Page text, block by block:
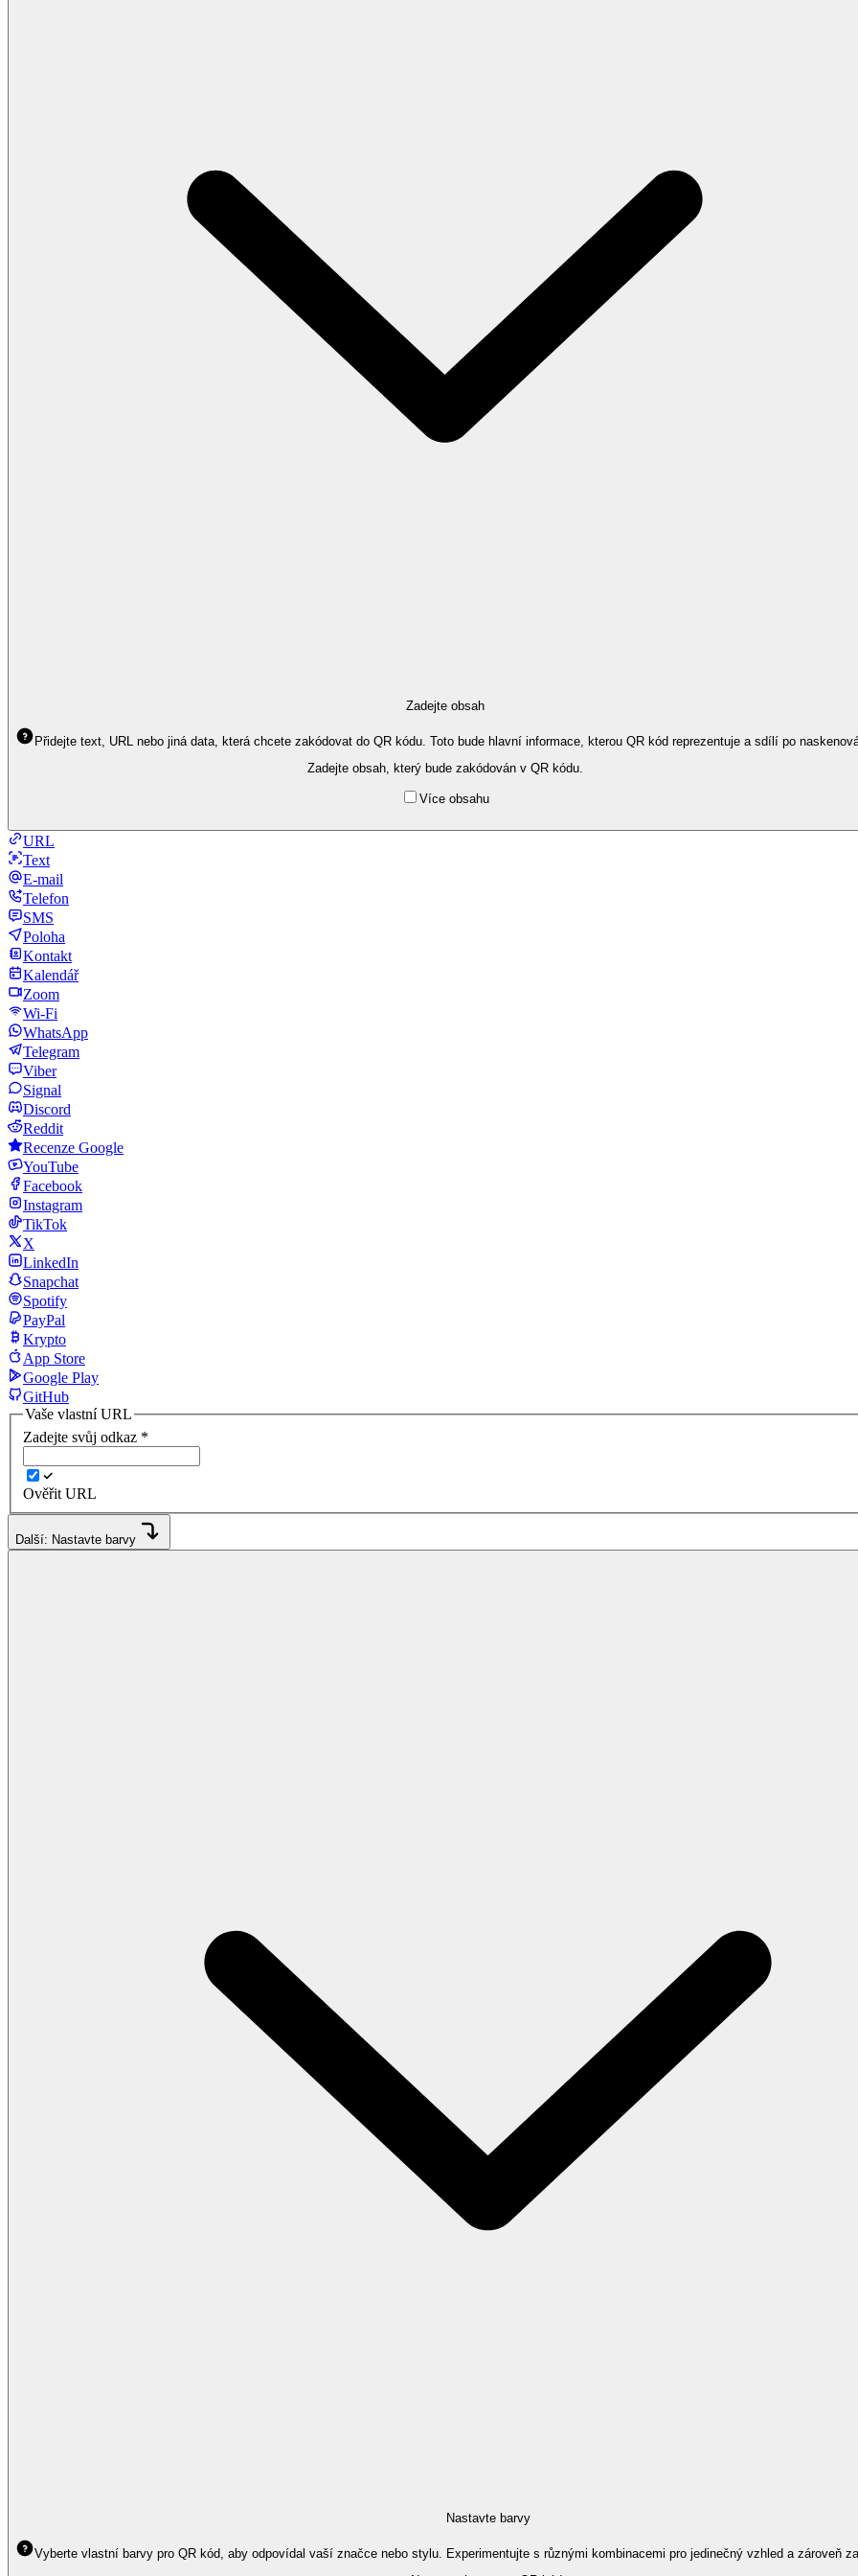
Zadejte obsah
Přidejte text, URL nebo jiná data, která chcete zakódovat do QR kódu. Toto bude hlavní informace, kterou QR kód reprezentuje a sdílí po
Zadejte obsah, který bude zakódován v QR kódu.
Více obsahu
URL
Text
E-mail
Telefon
SMS
Poloha
Kontakt
Kalendář
Zoom
Wi-Fi
WhatsApp
Telegram
Viber
Signal
Discord
Reddit
Recenze Google
YouTube
Facebook
Instagram
TikTok
X
LinkedIn
Snapchat
Spotify
PayPal
Krypto
App Store
Google Play
GitHub
Vaše vlastní URL
Zadejte svůj odkaz *
Ověřit URL
Další: Nastavte barvy
Nastavte barvy
Vyberte vlastní barvy pro QR kód, aby odpovídal vaší značce nebo stylu. Experimentujte s různými kombinacemi pro jedinečný vzhled a zároveň